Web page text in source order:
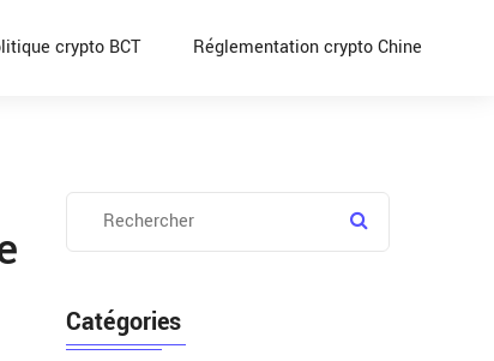
crypto BCT Réglementation crypto Chine
Catégories